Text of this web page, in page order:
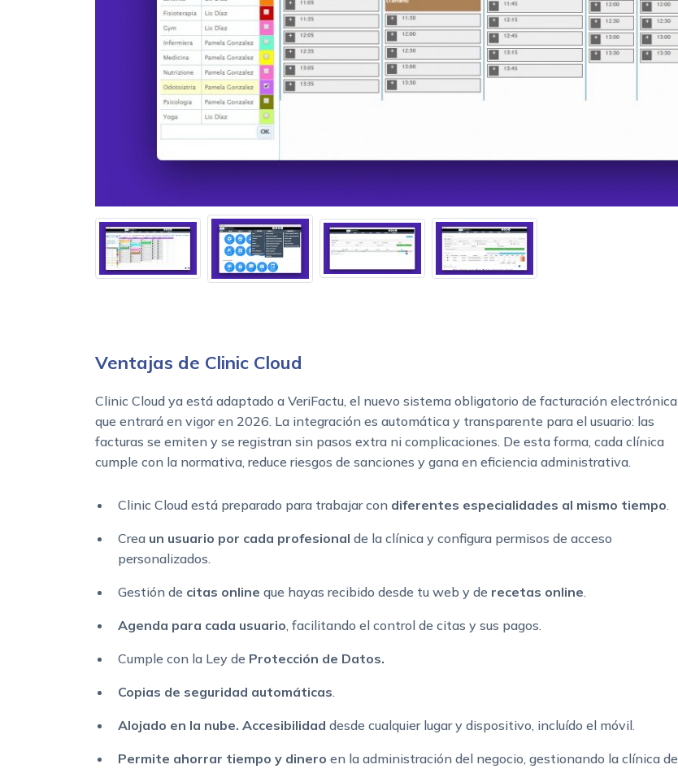
Ventajas de Clinic Cloud
Clinic Cloud ya está adaptado a VeriFactu, el nuevo sistema obligatorio de facturación electrónica
que entrará en vigor en 2026. La integración es automática y transparente para el usuario: las
facturas se emiten y se registran sin pasos extra ni complicaciones. De esta forma, cada clínica
cumple con la normativa, reduce riesgos de sanciones y gana en eficiencia administrativa.
Clinic Cloud está preparado para trabajar con diferentes especialidades al mismo tiempo
Crea un usuario por cada profesional de la clínica y configura permisos de acceso
personalizados.
Gestión de citas online que hayas recibido desde tu web y de recetas online
Agenda para cada usuario , facilitando el control de citas y sus pagos.
Cumple con la Ley de Protección de Datos.
Copias de seguridad automáticas
Alojado en la nube. Accesibilidad desde cualquier lugar y dispositivo, incluído el móvil.
Permite ahorrar tiempo y dinero en la administración del negocio, gestionando la clínica de